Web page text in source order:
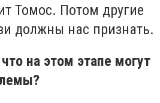
Томос. Потом другие
должны нас признать.
на этом этапе могут